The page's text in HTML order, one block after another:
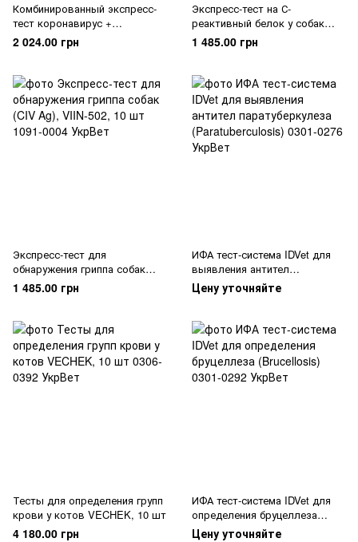
Комбинированный экспресс-
тест коронавирус +
парвовирус собак (CPV+CCV
Ag), VIPC-625, 10 шт
2 024.00 грн
Экспресс-тест на С-
реактивный белок у собак
(cCRP), VICCR-402, 10 шт
1 485.00 грн
Экспресс-тест для
обнаружения гриппа собак
(CIV Ag), VIIN-502, 10 шт
1 485.00 грн
ИФА тест-система IDVet для
выявления антител
паратуберкулеза
(Paratuberculosis)
Цену уточняйте
Тесты для определения групп
крови у котов VECHEK, 10 шт
4 180.00 грн
ИФА тест-система IDVet для
определения бруцеллеза
(Brucellosis)
Цену уточняйте